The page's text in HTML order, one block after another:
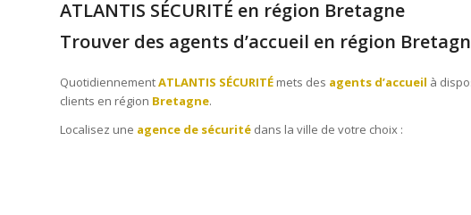
ATLANTIS SÉCURITÉ en région Bretagne
Trouver des agents d’accueil en région
QuotidiennementATLANTIS SÉCURITÉ mets des agents d’accueil à
clients en région Bretagne.
Localisez une agence de sécurité dans la ville de votre choix :